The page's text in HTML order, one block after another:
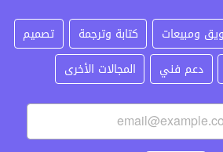
ومبيعات كتابة وترجمة
تصميم
دعم فني المجالات الأخرى